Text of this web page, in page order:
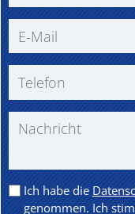
Ich habe die
genommen. Ich